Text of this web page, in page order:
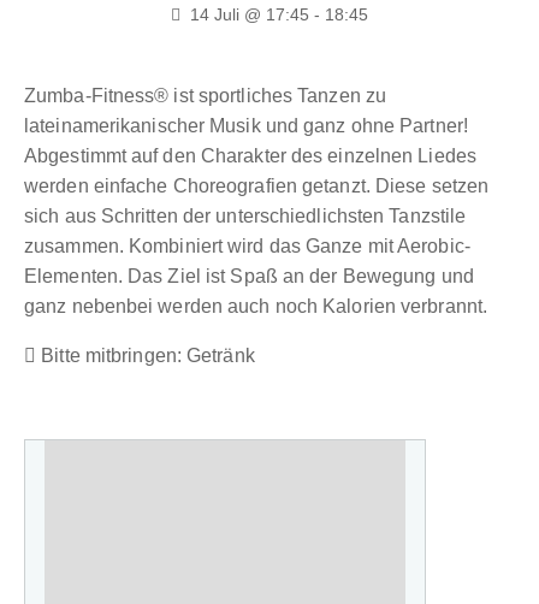
14 Juli @ 17:45 - 18:45
Zumba-Fitness® ist sportliches Tanzen zu
lateinamerikanischer Musik und ganz ohne Partner!
Abgestimmt auf den Charakter des einzelnen Liedes
werden einfache Choreografien getanzt. Diese setzen
sich aus Schritten der unterschiedlichsten Tanzstile
zusammen. Kombiniert wird das Ganze mit Aerobic-
Elementen. Das Ziel ist Spaß an der Bewegung und
ganz nebenbei werden auch noch Kalorien verbrannt.
Bitte mitbringen: Getränk